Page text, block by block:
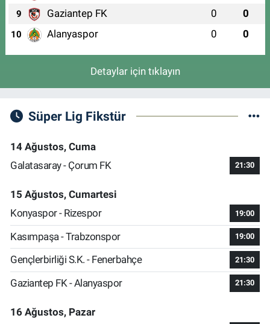
9 Gaziantep FK 0 0
10 Alanyaspor 0 0
Detaylar için tıklayın
Süper Lig Fikstür
14 Ağustos, Cuma
Galatasaray - Çorum FK
21:30
15 Ağustos, Cumartesi
Konyaspor - Rizespor
19:00
Kasımpaşa - Trabzonspor 19:00
Gençlerbirliği S.K. - Fenerbahçe 21:30
Gaziantep FK - Alanyaspor 21:30
16 Ağustos, Pazar